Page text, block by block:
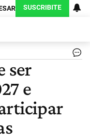
SUSCRIBITE
ser
e